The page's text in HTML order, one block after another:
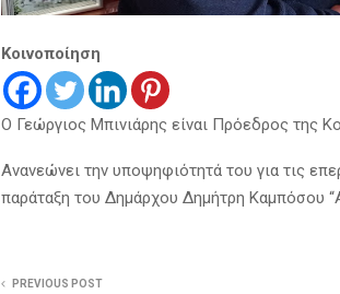
Κοινοποίηση
Ο Γεώργιος Μπινιάρης είναι Πρόεδρος της
Ανανεώνει την υποψηφιότητά του για τις
παράταξη του Δημάρχου Δημήτρη Καμπόσου
PREVIOUS POST